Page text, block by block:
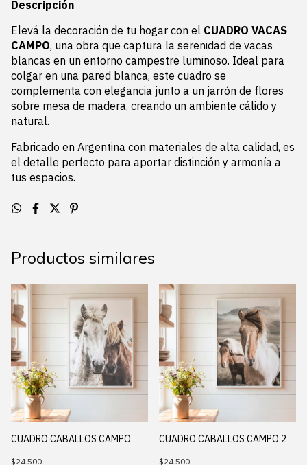
Descripción
Elevá la decoración de tu hogar con el CUADRO VACAS
CAMPO, una obra que captura la serenidad de vacas
blancas en un entorno campestre luminoso. Ideal para
colgar en una pared blanca, este cuadro se
complementa con elegancia junto a un jarrón de flores
sobre mesa de madera, creando un ambiente cálido y
natural.
Fabricado en Argentina con materiales de alta calidad, es
el detalle perfecto para aportar distinción y armonía a
tus espacios.
Productos similares
CUADRO CABALLOS CAMPO
$24.500
CUADRO CABALLOS CAMPO 2
$24.500